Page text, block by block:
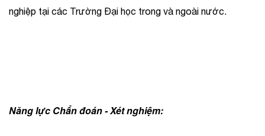
nghiệp tại các Trường Đại học trong và ngoài nước.
Năng lực Chẩn đoán - Xét nghiệm: